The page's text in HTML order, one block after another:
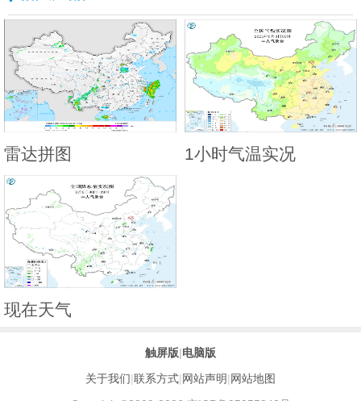
雷达拼图 1小时气温实况
现在天气
触屏版|电脑版
关于我们|联系方式| 网站声明| 网站地图